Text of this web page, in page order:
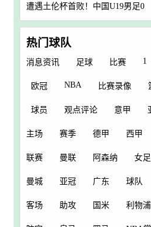
遭遇土伦杯首败！中国U19男足0
热门球队
消息资讯 足球 比赛 1
欧冠 NBA 比赛录像
球员 观点评论 意甲
主场 赛季 德甲 西甲
联赛 曼联 阿森纳 女足
曼城 亚冠 广东 球队
客场 助攻 国米 利物浦